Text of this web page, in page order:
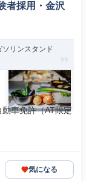
者採用・金沢
リンスタンド
車免許（AT限定
気になる